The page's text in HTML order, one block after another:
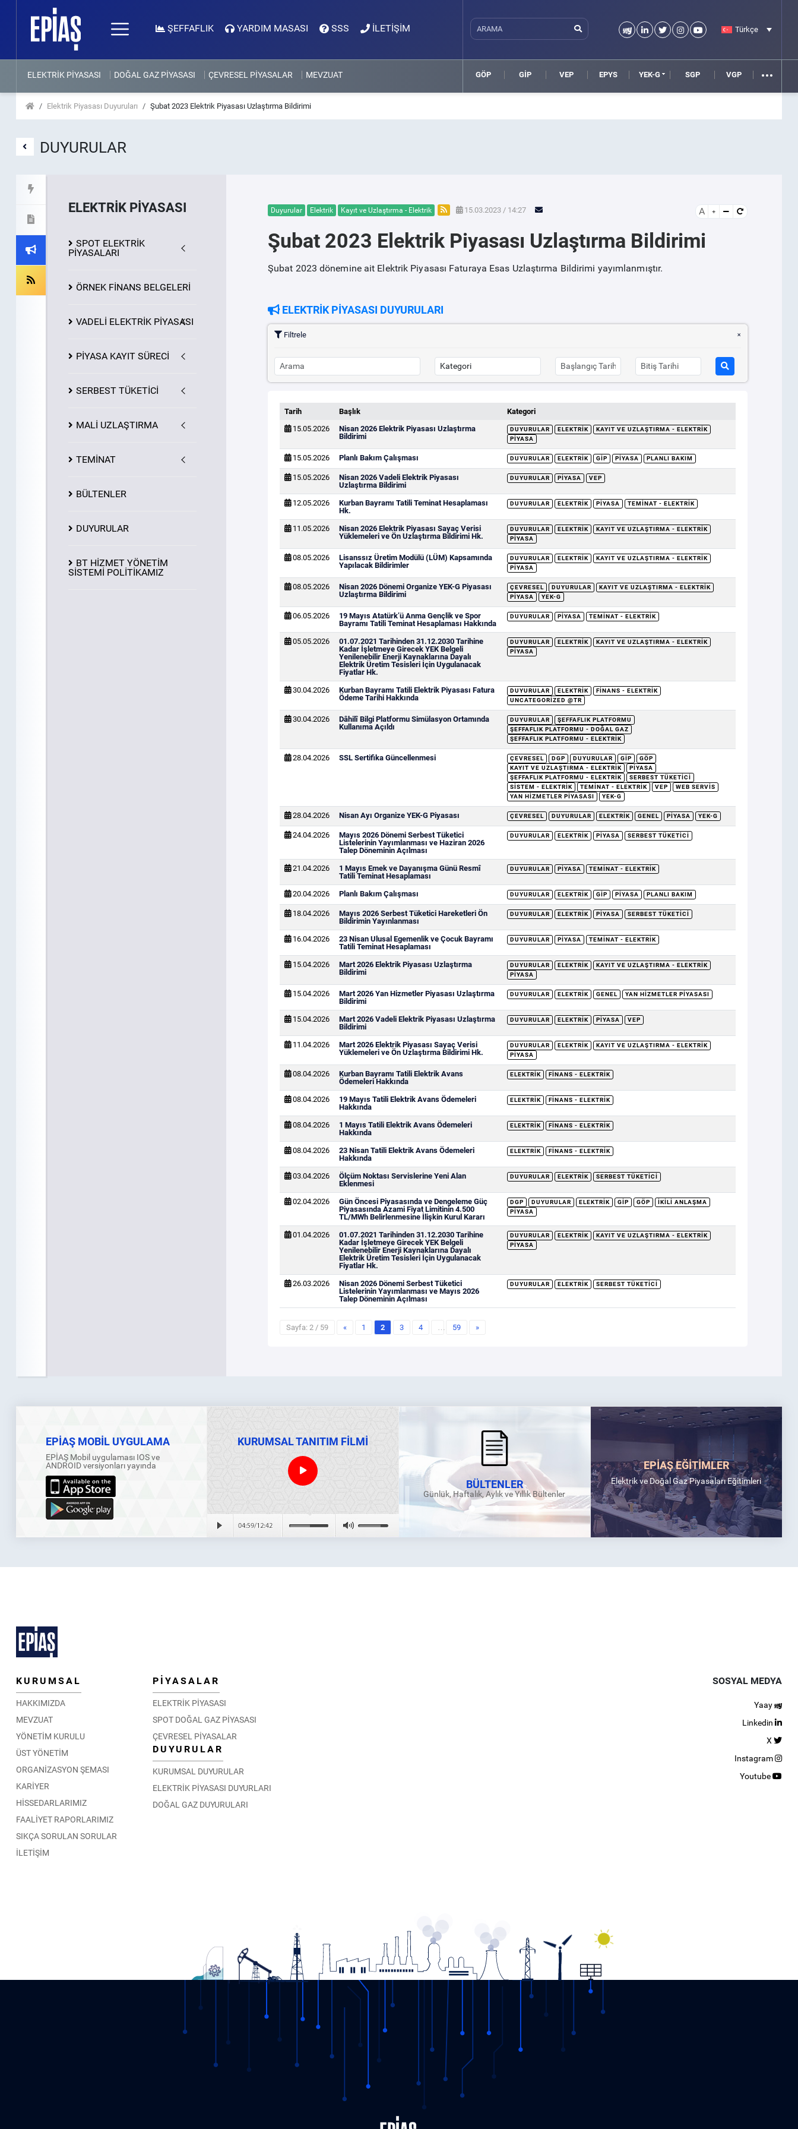
ŞEFFAFLIK YARDIM MASASI SSS İLETİŞİM Türkçe
ELEKTRİK PİYASASI DOĞAL GAZ PİYASASI ÇEVRESEL PİYASALAR MEVZUAT GÖP GİP VEP EPYS YEK-G SGP VGP
Elektrik Piyasası Duyuruları Şubat 2023 Elektrik Piyasası Uzlaştırma Bildirimi
DUYURULAR
ELEKTRİK PİYASASI
SPOT ELEKTRİK
PİYASALARI
ÖRNEK FİNANS BELGELERİ
VADELİ ELEKTRİK PİYASASI
PİYASAKAYIT SÜRECİ
SERBEST TÜKETİCİ
MALİ UZLAŞTIRMA
TEMİNAT
BÜLTENLER
DUYURULAR
BT HİZMET YÖNETİM
SİSTEMİ POLİTİKAMIZ
Duyurular Elektrik Kayıt ve Uzlaştırma - Elektrik 15.03.2023 / 14:27 A
Şubat 2023 Elektrik Piyasası Uzlaştırma Bildirimi
Şubat 2023 dönemine ait Elektrik Piyasası Faturaya Esas Uzlaştırma Bildirimi yayımlanmıştır.
ELEKTRİK PİYASASI DUYURULARI
Filtrele
Tarih Başlık
Kategori
15.05.2026
Nisan 2026 Elektrik Piyasası Uzlaştırma
Bildirimi
DUYURULAR ELEKTRIK
KAYIT VE UZLAŞTIRMA - ELEKTRIK
PIYASA
15.05.2026 Planlı Bakım Çalışması DUYURULAR ELEKTRIK GİP PIYASA PLANLI BAKIM
15.05.2026
Nisan 2026 Vadeli Elektrik Piyasası
Uzlaştırma Bildirimi
DUYURULAR PIYASA VEP
12.05.2026
Kurban Bayramı Tatili Teminat Hesaplaması
Hk.
DUYURULAR ELEKTRIK PIYASA TEMINAT - ELEKTRIK
11.05.2026
Nisan 2026 Elektrik Piyasası Sayaç Verisi
Yüklemeleri ve Ön Uzlaştırma Bildirimi Hk.
DUYURULAR ELEKTRIK
KAYIT VE UZLAŞTIRMA - ELEKTRIK
PIYASA
08.05.2026
Lisanssız Üretim Modülü (LÜM) Kapsamında
Yapılacak Bildirimler
DUYURULAR ELEKTRIK
KAYIT VE UZLAŞTIRMA - ELEKTRIK
PIYASA
08.05.2026
Nisan 2026 Dönemi Organize YEK-G Piyasası
Uzlaştırma Bildirimi
ÇEVRESEL DUYURULAR
KAYIT VE UZLAŞTIRMA - ELEKTRIK
PIYASA
YEK-G
06.05.2026
19 Mayıs Atatürk’ü Anma Gençlik ve Spor
Bayramı Tatili Teminat Hesaplaması Hakkında
DUYURULAR PIYASA TEMINAT - ELEKTRIK
05.05.2026
01.07.2021 Tarihinden 31.12.2030 Tarihine
Kadar İşletmeye Girecek YEK Belgeli
Yenilenebilir Enerji Kaynaklarına Dayalı
Elektrik Üretim Tesisleri İçin Uygulanacak
Fiyatlar Hk.
DUYURULAR ELEKTRIK
KAYIT VE UZLAŞTIRMA - ELEKTRIK
PIYASA
30.04.2026
Kurban Bayramı Tatili Elektrik Piyasası Fatura
Ödeme Tarihi Hakkında
DUYURULAR ELEKTRIK
FINANS - ELEKTRIK
UNCATEGORIZED @TR
30.04.2026
Dâhilî Bilgi Platformu Simülasyon Ortamında
Kullanıma Açıldı
DUYURULAR
ŞEFFAFLIK PLATFORMU
ŞEFFAFLIK PLATFORMU - DOĞAL GAZ
ŞEFFAFLIK PLATFORMU - ELEKTRIK
28.04.2026 SSL Sertifika Güncellenmesi ÇEVRESEL DGP DUYURULAR GİP
GÖP
KAYIT VE UZLAŞTIRMA - ELEKTRIK
PIYASA
ŞEFFAFLIK PLATFORMU - ELEKTRIK
SERBEST TÜKETICI
SISTEM - ELEKTRIK
TEMINAT - ELEKTRIK VEP
WEB SERVIS
YAN HIZMETLER PIYASASI
YEK-G
28.04.2026 Nisan Ayı Organize YEK-G Piyasası ÇEVRESEL DUYURULAR ELEKTRIK GENEL PIYASA YEK-G
24.04.2026
Mayıs 2026 Dönemi Serbest Tüketici
Listelerinin Yayımlanması ve Haziran 2026
Talep Döneminin Açılması
DUYURULAR ELEKTRIK PIYASA SERBEST TÜKETICI
21.04.2026
1 Mayıs Emek ve Dayanışma Günü Resmî
Tatili Teminat Hesaplaması
DUYURULAR PIYASA TEMINAT - ELEKTRIK
20.04.2026 Planlı Bakım Çalışması DUYURULAR ELEKTRIK GİP PIYASA PLANLI BAKIM
18.04.2026
Mayıs 2026 Serbest Tüketici Hareketleri Ön
Bildirimin Yayınlanması
DUYURULAR ELEKTRIK PIYASA SERBEST TÜKETICI
16.04.2026
23 Nisan Ulusal Egemenlik ve Çocuk Bayramı
Tatili Teminat Hesaplaması
DUYURULAR PIYASA TEMINAT - ELEKTRIK
15.04.2026
Mart 2026 Elektrik Piyasası Uzlaştırma
Bildirimi
DUYURULAR ELEKTRIK
KAYIT VE UZLAŞTIRMA - ELEKTRIK
PIYASA
15.04.2026
Mart 2026 Yan Hizmetler Piyasası Uzlaştırma
Bildirimi
DUYURULAR ELEKTRIK GENEL YAN HIZMETLER PIYASASI
15.04.2026
Mart 2026 Vadeli Elektrik Piyasası Uzlaştırma
Bildirimi
DUYURULAR ELEKTRIK PIYASA VEP
11.04.2026
Mart 2026 Elektrik Piyasası Sayaç Verisi
Yüklemeleri ve Ön Uzlaştırma Bildirimi Hk.
DUYURULAR ELEKTRIK
KAYIT VE UZLAŞTIRMA - ELEKTRIK
PIYASA
08.04.2026
Kurban Bayramı Tatili Elektrik Avans
Ödemeleri Hakkında
ELEKTRIK FINANS - ELEKTRIK
08.04.2026
19 Mayıs Tatili Elektrik Avans Ödemeleri
Hakkında
ELEKTRIK FINANS - ELEKTRIK
08.04.2026
1 Mayıs Tatili Elektrik Avans Ödemeleri
Hakkında
ELEKTRIK FINANS - ELEKTRIK
08.04.2026
23 Nisan Tatili Elektrik Avans Ödemeleri
Hakkında
ELEKTRIK FINANS - ELEKTRIK
03.04.2026
Ölçüm Noktası Servislerine Yeni Alan
Eklenmesi
DUYURULAR ELEKTRIK SERBEST TÜKETICI
02.04.2026
Gün Öncesi Piyasasında ve Dengeleme Güç
Piyasasında Azami Fiyat Limitinin 4.500
TL/MWh Belirlenmesine İlişkin Kurul Kararı
DGP DUYURULAR ELEKTRIK GİP GÖP
İKILI ANLAŞMA
PIYASA
01.04.2026
01.07.2021 Tarihinden 31.12.2030 Tarihine
Kadar İşletmeye Girecek YEK Belgeli
Yenilenebilir Enerji Kaynaklarına Dayalı
Elektrik Üretim Tesisleri İçin Uygulanacak
Fiyatlar Hk.
DUYURULAR ELEKTRIK
KAYIT VE UZLAŞTIRMA - ELEKTRIK
PIYASA
26.03.2026
Nisan 2026 Dönemi Serbest Tüketici
Listelerinin Yayımlanması ve Mayıs 2026
Talep Döneminin Açılması
DUYURULAR ELEKTRIK SERBEST TÜKETICI
Sayfa: 2 / 59 « 1 2 3 4 … 59 »
EPİAŞ MOBİL UYGULAMA
EPİAŞ Mobil uygulaması IOS ve
ANDROID versiyonları yayında
KURUMSAL TANITIM FİLMİ
BÜLTENLER
Günlük, Haftalık, Aylık ve Yıllık Bültenler
EPİAŞ EĞİTİMLER
Elektrik ve Doğal Gaz Piyasaları Eğitimleri
KURUMSAL
HAKKIMIZDA
MEVZUAT
YÖNETİM KURULU
ÜST YÖNETİM
ORGANİZASYON ŞEMASI
KARİYER
HİSSEDARLARIMIZ
FAALİYET RAPORLARIMIZ
SIKÇA SORULAN SORULAR
İLETİŞİM
PİYASALAR
ELEKTRİK PİYASASI
SPOT DOĞAL GAZ PİYASASI
ÇEVRESEL PİYASALAR
DUYURULAR
KURUMSAL DUYURULAR
ELEKTRİK PİYASASI DUYURLARI
DOĞAL GAZ DUYURULARI
SOSYAL MEDYA
Yaay
Linkedin
X
Instagram
Youtube